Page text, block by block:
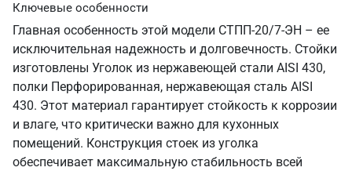
Ключевые особенности
Главная особенность этой модели СТПП-20/7-ЭН – ее
исключительная надежность и долговечность. Стойки
изготовлены Уголок из нержавеющей стали AISI 430,
полки Перфорированная, нержавеющая сталь AISI
430. Этот материал гарантирует стойкость к коррозии
и влаге, что критически важно для кухонных
помещений. Конструкция стоек из уголка
обеспечивает максимальную стабильность всей